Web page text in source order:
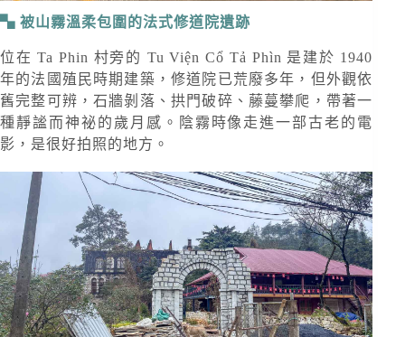
被山霧溫柔包圍的法式修道院遺跡
位在 Ta Phin 村旁的 Tu Viện Cổ Tả Phìn 是建於 1940
年的法國殖民時期建築，修道院已荒廢多年，但外觀依
舊完整可辨，石牆剝落、拱門破碎、藤蔓攀爬，帶著一
種靜謐而神祕的歲月感。陰霧時像走進一部古老的電
影，是很好拍照的地方。